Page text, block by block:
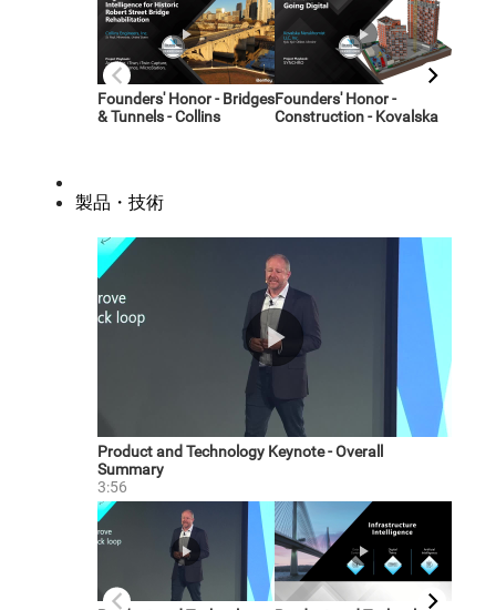
製品・技術